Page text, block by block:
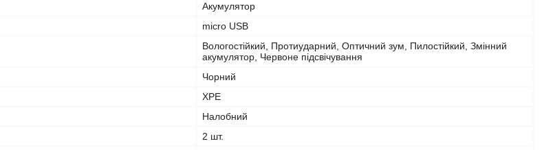
Акумулятор
micro USB
Вологостійкий, Протиударний, Оптичний зум, Пилостійкий, Змінний
акумулятор, Червоне підсвічування
Чорний
XPE
Налобний
2 шт.